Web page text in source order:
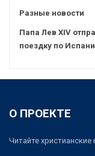
Разные новости
Папа Лев XIV
поездку по
О ПРОЕКТЕ
Читайте христианские